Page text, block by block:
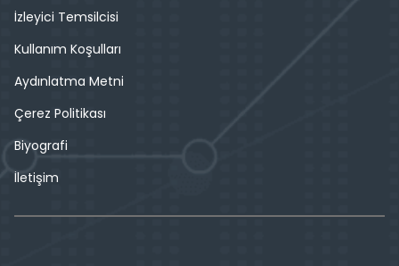
İzleyici Temsilcisi
Kullanım Koşulları
Aydınlatma Metni
Çerez Politikası
Biyografi
İletişim